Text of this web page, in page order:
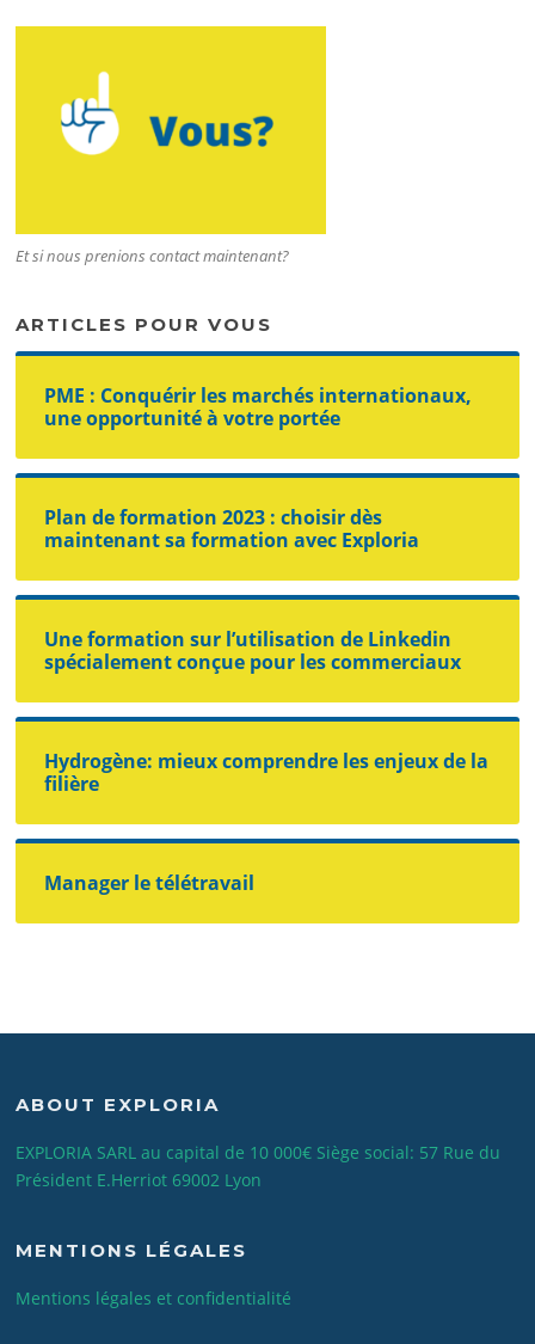
Et si nous prenions contact maintenant?
ARTICLES POUR VOUS
PME : Conquérir les marchés internationaux,
une opportunité à votre portée
Plan de formation 2023 : choisir dès
maintenant sa formation avec Exploria
Une formation sur l’utilisation de Linkedin
spécialement conçue pour les commerciaux
Hydrogène: mieux comprendre les enjeux de la
filière
Manager le télétravail
ABOUT EXPLORIA
EXPLORIA SARL au capital de 10 000€ Siège social: 57 Rue du
Président E.Herriot 69002 Lyon
MENTIONS LÉGALES
Mentions légales et confidentialité